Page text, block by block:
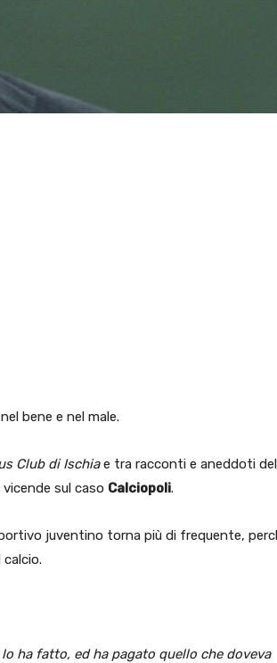
bene e nel male.
Club di Ischiae tra racconti e aneddoti del
sul caso Calciopoli.
juventino torna più di frequente,
ha fatto, ed ha pagato quello che doveva